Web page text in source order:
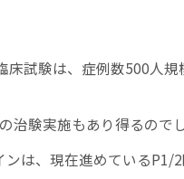
試験は、症例数500人
治験実施もあり得るので
は、現在進めているP1/